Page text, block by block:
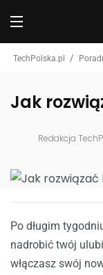
TechPolska.pl /
Jak
Redakcja
Po długim
nadrobić twój
włączasz swój